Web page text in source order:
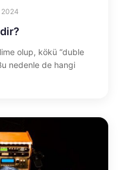
2024
olup, kökü “duble
nedenle de hangi